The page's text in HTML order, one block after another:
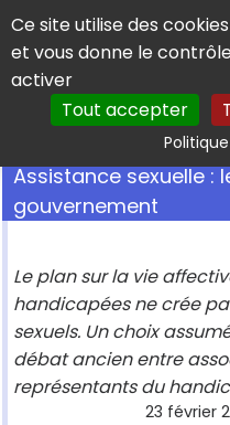
Panneau de gestion des
Ce site utilise des cookies
et vous donne le
activer
Tout accepter
Assistance sexuelle :
gouvernement
Le plan sur la vie
handicapées ne crée
sexuels. Un choix
débat ancien entre
représentants du
23 février